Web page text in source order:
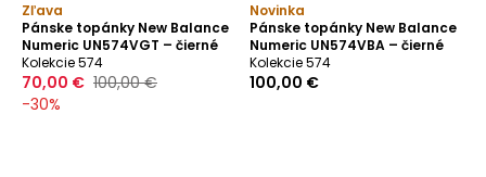
Zľava
Pánske topánky New Balance
Numeric UN574VGT – čierné
Kolekcie 574
70,00 € 100,00 €
-30%
Novinka
Pánske topánky New Balance
Numeric UN574VBA – čierné
Kolekcie 574
100,00 €